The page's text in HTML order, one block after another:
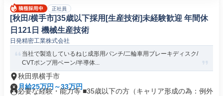
正社員
[秋田/横手市]35歳以下採用[生産技術]未経験歓迎 年間休
日121日 機械生産技術
日発精密工業株式会社
当社で製造しているねじ成形用パンチ/二輪車用ブレーキディスク/
CVTポンプ用ベーン/半導体...
秋田県横手市
月給25万円～33万円
必要な経験・能力等 ■35歳以下の方（キャリア形成の為：例外